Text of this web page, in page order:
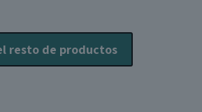
resto de productos